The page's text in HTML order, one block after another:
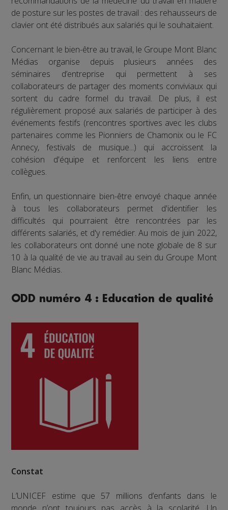
de posture sur les postes de travail : des rehausseurs de
clavier ont été distribués aux salariés qui le souhaitaient.
Concernant le bien-être au travail, le Groupe Mont Blanc
Médias organise depuis plusieurs années des
séminaires d’entreprise qui permettent à ses
collaborateurs de partager des moments conviviaux qui
sortent du cadre formel du travail. De plus, il est
régulièrement proposé aux salariés de participer à des
événements festifs (rencontres sportives avec les clubs
partenaires comme les Pionniers de Chamonix ou le FC
Annecy, festivals de musique...) qui accroissent la
cohésion d'équipe et renforcent les liens entre
collègues.
Enfin, un questionnaire bien-être envoyé chaque année
à tous les collaborateurs permet d'identifier les
difficultés qui pourraient être rencontrées par les
différents salariés, et d'y remédier. Au mois de juin 2022,
les collaborateurs ont donné une note globale de 8 sur
10 à la qualité de vie au travail au sein du Groupe Mont
Blanc Médias.
ODD numéro 4 : Education de qualité
Constat
L’UNICEF estime que 57 millions d’enfants dans le